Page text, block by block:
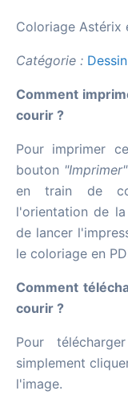
Coloriage Astérix
Catégorie :
Comment
courir ?
Pour imprimer
bouton "Imprimer"
en train de
l'orientation de
de lancer
le coloriage en
Comment
courir ?
Pour
simplement
l'image.